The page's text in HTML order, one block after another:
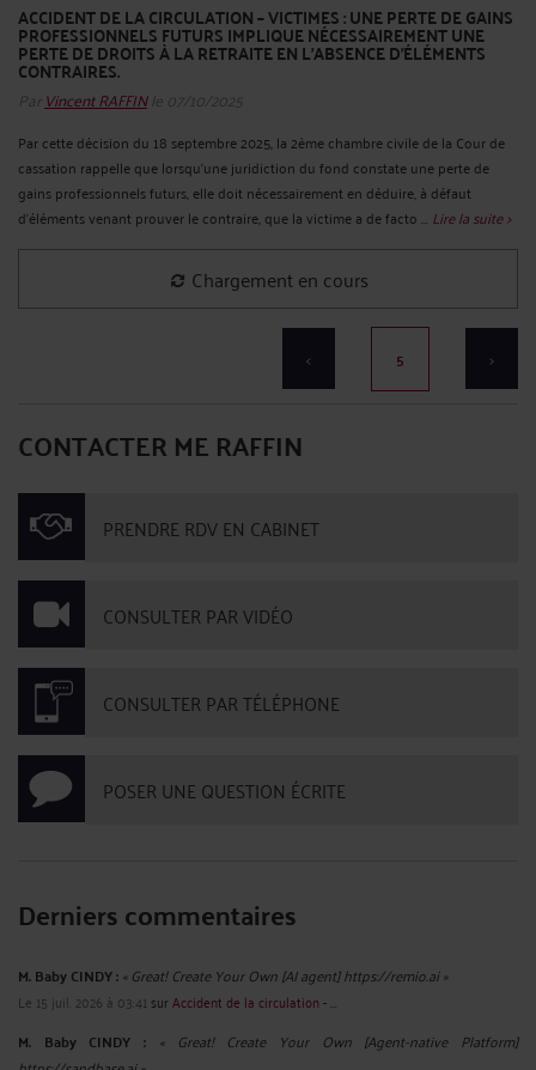
ACCIDENT DE LA CIRCULATION – VICTIMES : UNE PERTE DE GAINS
PROFESSIONNELS FUTURS IMPLIQUE NÉCESSAIREMENT UNE
PERTE DE DROITS À LA RETRAITE EN L'ABSENCE D'ÉLÉMENTS
CONTRAIRES.
Par Vincent RAFFINle 07/10/2025
Par cette décision du 18 septembre 2025, la 2ème chambre civile de la Cour de
cassation rappelle que lorsqu'une juridiction du fond constate une perte de
gains professionnels futurs, elle doit nécessairement en déduire, à défaut
d'éléments venant prouver le contraire, que la victime a de facto ... Lire la suite >
ACCIDENT DE LA ROUTE - ERREUR MÉDICALE - ALÉA
THÉRAPEUTIQUE : UN DÉCRET VIENT AMÉLIORER QUELQUE PEU
LA SITUATION DES AIDANTS
ParVincent RAFFIN
C'est un euphémisme et souvent une lapalissade que de rappeler que les
victimes ont souvent cruellement besoin de leur famille pour les aider à chaque
heure ou jour de leur vie depuis l'accident. Les aidants se retrouvent alors
souvent dans des situations extrêmement difficultueuses. L'Etat cherche parfois
à ...Lire la suite >
L’ACCIDENT DE TRAJET EN VOITURE : QUELLE INDEMNISATION?
Par Vincent RAFFIN le 12/09/2025